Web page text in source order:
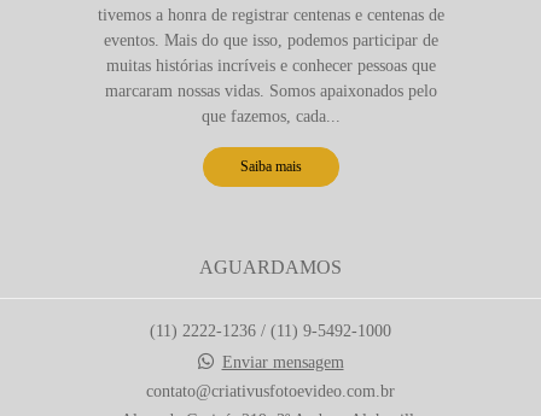
tivemos a honra de registrar centenas e centenas de
eventos. Mais do que isso, podemos participar de
muitas histórias incríveis e conhecer pessoas que
marcaram nossas vidas. Somos apaixonados pelo
que fazemos, cada...
Saiba mais
AGUARDAMOS
(11) 2222-1236 / (11) 9-5492-1000
Enviar mensagem
contato@criativusfotoevideo.com.br